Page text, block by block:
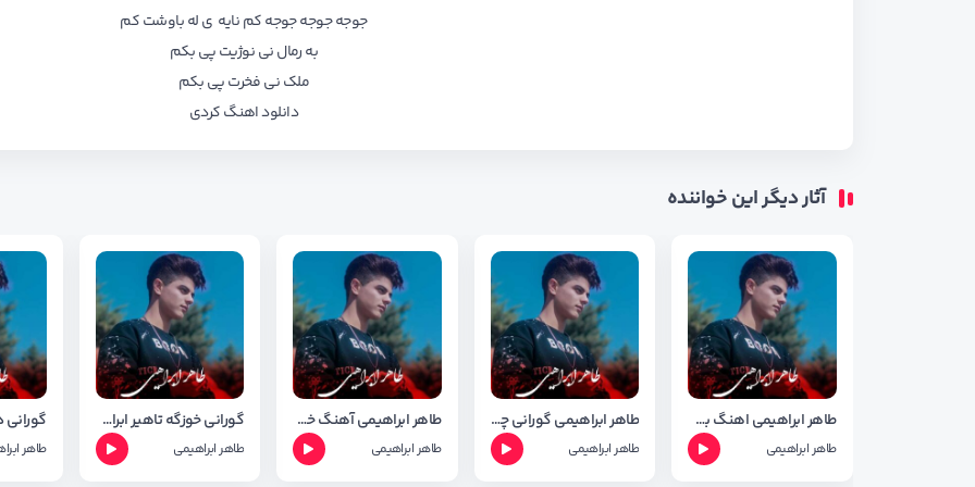
جوجه جوجه جوجه کم نایه ی له باوشت کم
به رمال نی نوژیت پی بکم
ملک نی فخرت پی بکم
دانلود اهنگ کردی
آثار دیگر این خواننده
طاهر ابراهیمی اهنگ به لین
طاهر ابراهیمی
طاهر ابراهیمی گورانی چاوکانم دباری
طاهر ابراهیمی
طاهر ابراهیمی آهنگ خه فه ت
طاهر ابراهیمی
گورانی خوزگه تاهیر ابراهیمی
طاهر ابراهیمی طاهر